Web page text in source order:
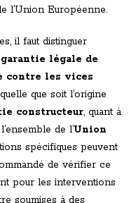
l’Union Européenne.
il faut distinguer
garantie légale de
contre les vices
que soit l’origine
constructeur, quant à
de l’Union
spécifiques peuvent
de vérifier ce
pour les interventions
soumises à des